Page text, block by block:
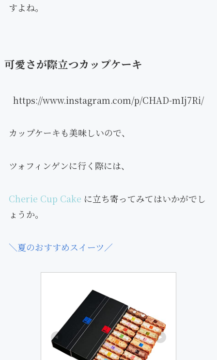
すよね。
可愛さが際立つカップケーキ
https://www.instagram.com/p/CHAD-mIj7Ri/
カップケーキも美味しいので、
ツォフィンゲンに行く際には、
Cherie Cup Cake に立ち寄ってみてはいかがでし
ょうか。
＼夏のおすすめスイーツ／